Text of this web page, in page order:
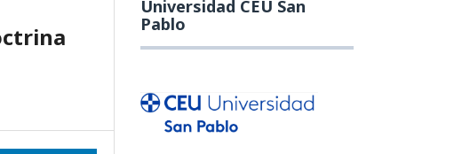
Universidad CEU San
Pablo